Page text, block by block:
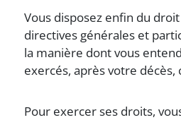
Vous disposez enfin du
directives générales et
la manière dont vous
exercés, après votre décès,
Pour exercer ses droits,